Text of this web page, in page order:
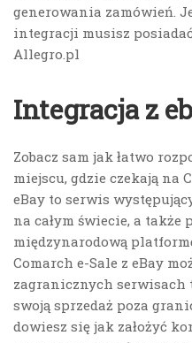
generowania zamówień.
integracji musisz
Allegro.pl
Integracja z
Zobacz sam jak łatwo
miejscu, gdzie czekają
eBay to serwis
na całym świecie, a także
międzynarodową
Comarch e-Sale z eBay
zagranicznych serwisach
swoją sprzedaż poza
dowiesz się jak założyć